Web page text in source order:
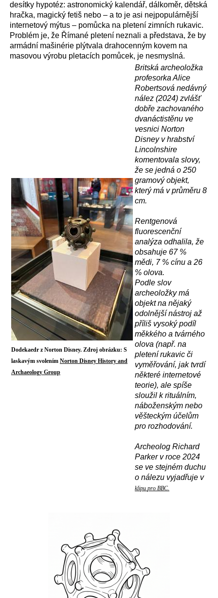
desítky hypotéz: astronomický kalendář, dálkoměr, dětská
hračka, magický fetiš nebo – a to je asi nejpopulárnější
internetový mýtus – pomůcka na pletení zimních rukavic.
Problém je, že Římané pletení neznali a představa, že by
armádní mašinérie plýtvala drahocenným kovem na
masovou výrobu pletacích pomůcek, je nesmyslná.
Dodekaedr z Norton Disney. Zdroj obrázku: S
laskavým svolením Norton Disney History and
Archaeology Group
Britská archeoložka
profesorka Alice
Robertsová nedávný
nález (2024) zvlášť
dobře zachovaného
dvanáctistěnu ve
vesnici Norton
Disney v hrabství
Lincolnshire
komentovala slovy,
že se jedná o 250
gramový objekt,
který má v průměru 8
cm.
Rentgenová
fluorescenční
analýza odhalila, že
obsahuje 67 %
mědi, 7 % cínu a 26
% olova.
Podle slov
archeoložky má
objekt na nějaký
odolnější nástroj až
příliš vysoký podíl
měkkého a tvárného
olova (např. na
pletení rukavic či
vyměřování, jak tvrdí
některé internetové
teorie), ale spíše
sloužil k rituálním,
náboženským nebo
věšteckým účelům
pro rozhodování.
Archeolog Richard
Parker v roce 2024
se ve stejném duchu
o nálezu vyjadřuje v
klipu pro BBC.